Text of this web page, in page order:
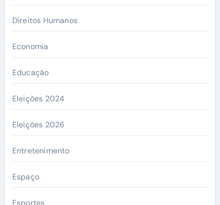
Direitos Humanos
Economia
Educação
Eleições 2024
Eleições 2026
Entretenimento
Espaço
Esportes